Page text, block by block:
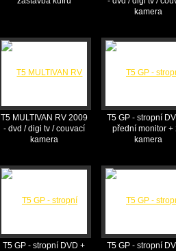
kamera
T5 MULTIVAN RV 2009
- dvd / digi tv / couvací
kamera
T5 GP - stropní
přední monitor +
kamera
T5 GP - stropní DVD +
T5 GP - stropní